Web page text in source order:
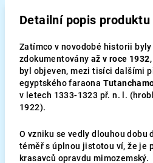
Detailní popis produktu
Zatímco v novodobé historii
zdokumentovány až v roce 1932
byl objeven, mezi tisíci dalšími
egyptského faraona
v letech 1333-1323 př. n. l.
1922).
O vzniku se vedly dlouhou dobu
téměř s úplnou jistotou ví, že je
krasavců opravdu mimozemský.